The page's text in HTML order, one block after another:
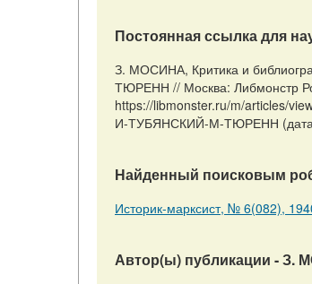
Постоянная ссылка для
З. МОСИНА, Критика и
ТЮРЕНН // Москва: Либмонстр
https://libmonster.ru/m/articles/
И-ТУБЯНСКИЙ-М-ТЮРЕНН (дата
Найденный поисковым
Историк-марксист, № 6(082),
Автор(ы) публикации - З.